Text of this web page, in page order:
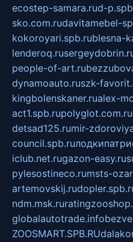
ecostep-samara.rud-
sko.com.rudavitamebel-
kokoroyari.spb.rublesna-
lenderoq.ru
people-of-art.ru
dynamoauto.ruszk-
kingbolenskaner.rualex-
act1.spb.rupolyglot.com.ru
detsad125.rumir-
council.spb.ru
iclub.net.rugazon-easy.ru
pylesostineco.rumsts-
artemovskij.ru
ndm.msk.ru
globalautotrade.info
ZOOSMART.SPB.RU